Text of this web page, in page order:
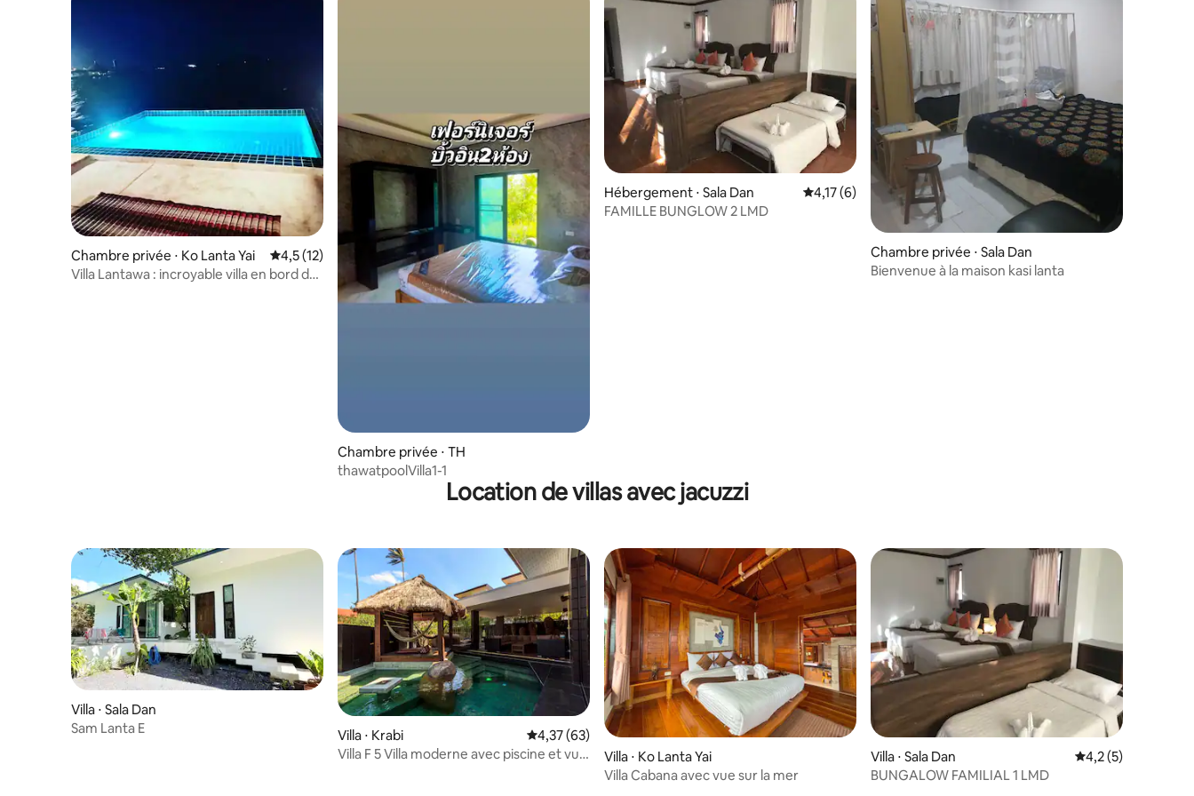
Chambre privée ⋅ Ko Lanta Yai Évaluation moyenne sur la base de 12 commentaires : 4,5 sur 5
4,5 (12)
Villa Lantawa : incroyable villa en bord de
Chambre privée ⋅ TH
thawatpoolVilla1-1
Hébergement ⋅ Sala Dan Évaluation moyenne sur la base de 6 commentaires : 4,17 sur 5
4,17 (6)
FAMILLE BUNGLOW 2 LMD
Chambre privée ⋅ Sala Dan
Bienvenue à la maison kasi lanta
Location de villas avec jacuzzi
Villa ⋅ Sala Dan
Sam Lanta E
Villa ⋅ Krabi Évaluation moyenne sur la base de 63 commentaires : 4,37 sur 5
4,37 (63)
Villa F 5 Villa moderne avec piscine et vue
Villa ⋅ Ko Lanta Yai
Villa Cabana avec vue sur la mer
Villa ⋅ Sala Dan Évaluation
4,2 (5)
BUNGALOW FAMILIAL 1 LMD